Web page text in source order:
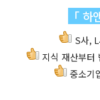
「 하
S사,
지식 재산부터
중소기